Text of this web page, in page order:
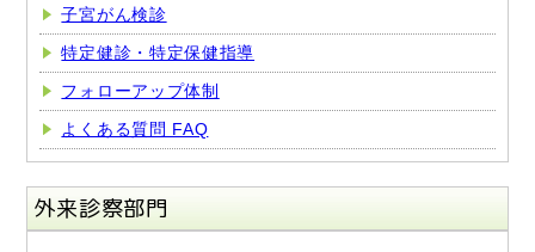
子宮がん検診
特定健診・特定保健指導
フォローアップ体制
よくある質問 FAQ
外来診察部門